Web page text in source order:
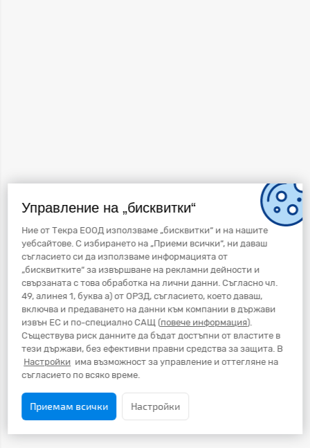
Управление на „бисквитки“
Ние от Текра ЕООД използваме „бисквитки“ и на нашите
уебсайтове. С избирането на „Приеми всички“, ни даваш
съгласието си да използваме информацията от
„бисквитките“ за извършване на рекламни дейности и
свързаната с това обработка на лични данни. Съгласно чл.
49, алинея 1, буква а) от ОРЗД, съгласието, което даваш,
включва и предаването на данни към компании в държави
извън ЕС и по-специално САЩ (повече информация).
Съществува риск данните да бъдат достъпни от властите в
тези държави, без ефективни правни средства за защита. В
Настройки има възможност за управление и оттегляне на
съгласието по всяко време.
Приемам всички Настройки